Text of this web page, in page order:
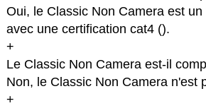
Oui, le Classic Non Camera est
avec une certification cat4 ().
+
Le Classic Non Camera est-il
Non, le Classic Non Camera n'est
+